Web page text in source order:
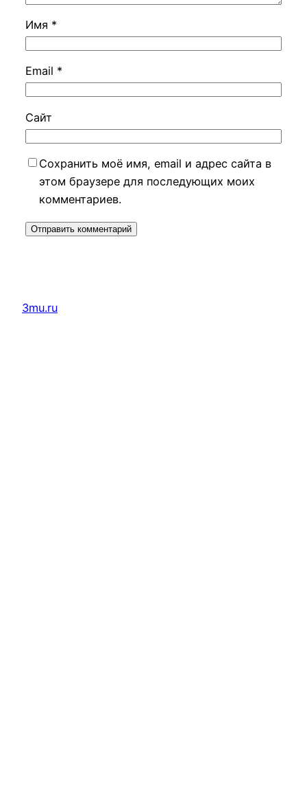
Имя *
Email *
Сайт
Сохранить моё имя, email и адрес сайта в
этом браузере для последующих моих
комментариев.
3mu.ru